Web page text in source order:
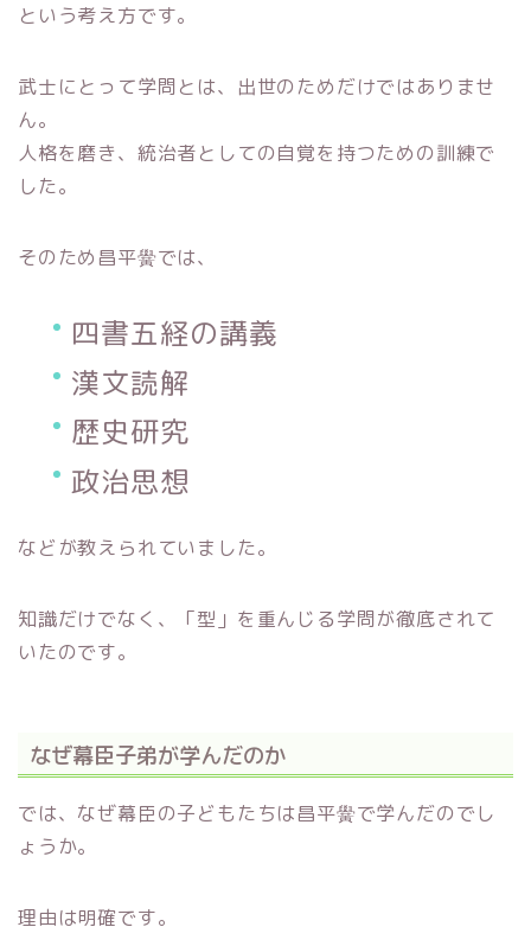
という考え方です。
武士にとって学問とは、出世のためだけではありませ
ん。
人格を磨き、統治者としての自覚を持つための訓練で
した。
そのため昌平黌では、
四書五経の講義
漢文読解
歴史研究
政治思想
などが教えられていました。
知識だけでなく、「型」を重んじる学問が徹底されて
いたのです。
なぜ幕臣子弟が学んだのか
では、なぜ幕臣の子どもたちは昌平黌で学んだのでし
ょうか。
理由は明確です。